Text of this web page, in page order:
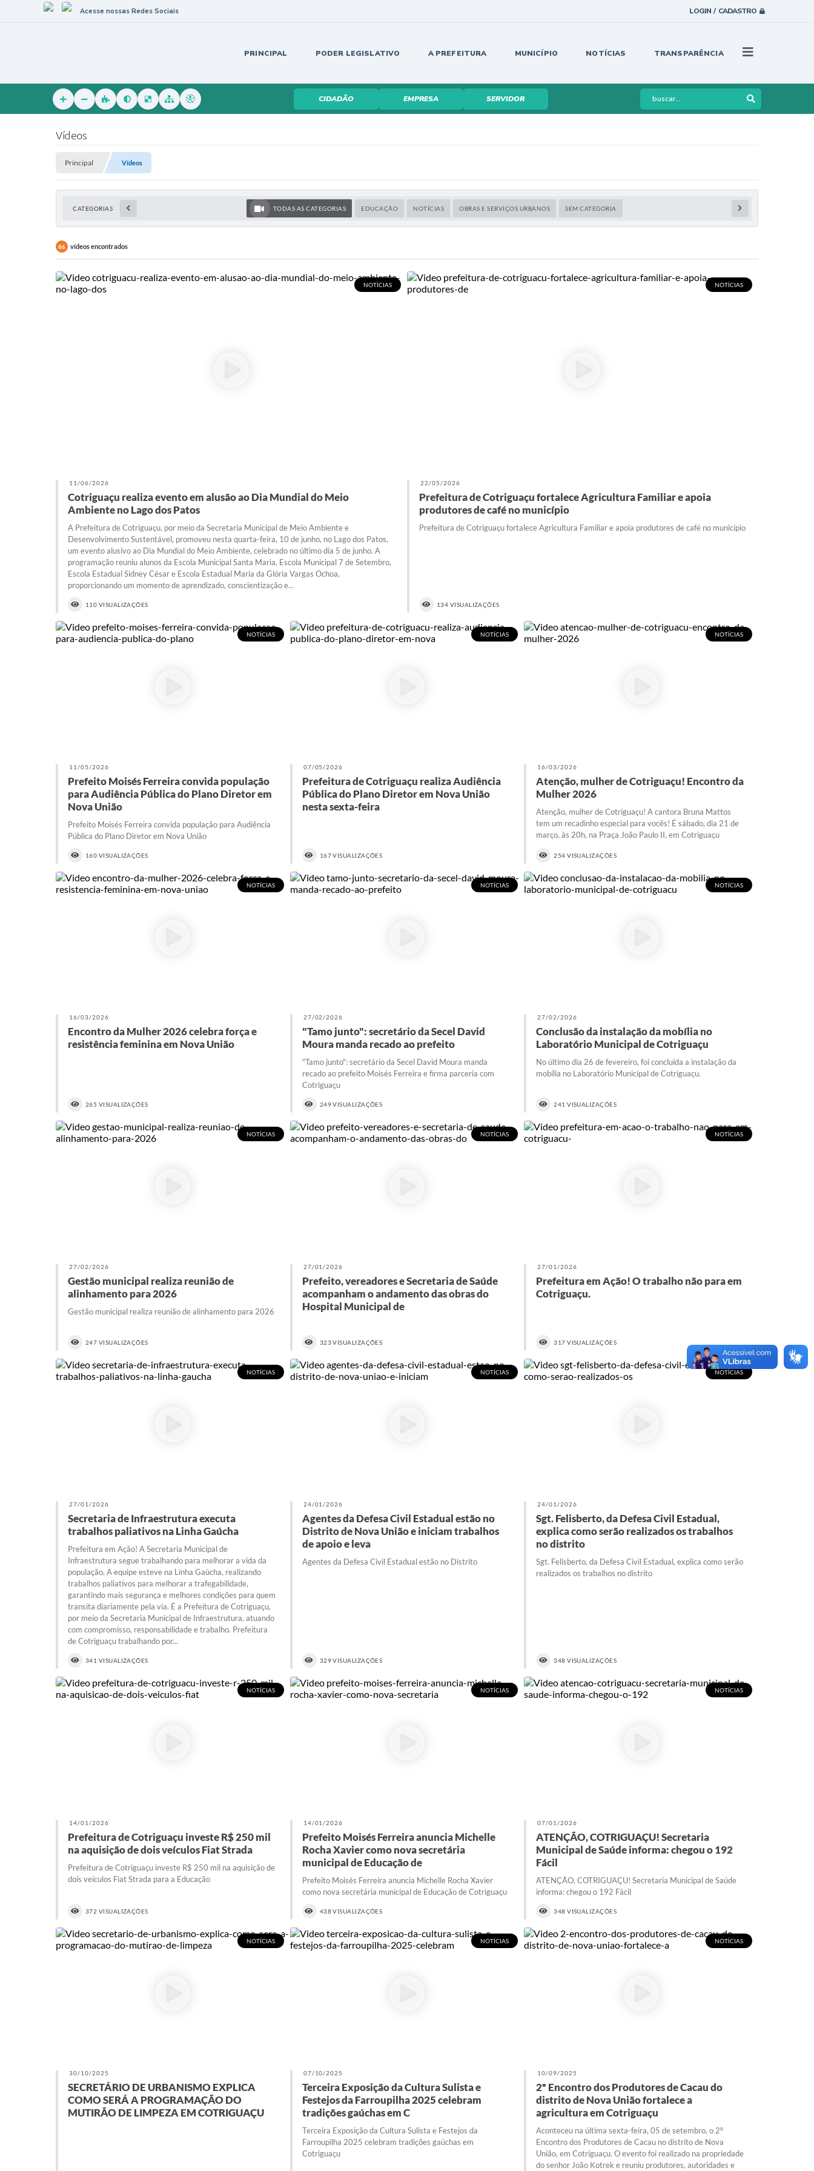
LOGIN / CADASTRO
Acesse nossas Redes Sociais
PRINCIPAL PODER LEGISLATIVO A PREFEITURA MUNICÍPIO NOTÍCIAS TRANSPARÊNCIA
CIDADÃO EMPRESA SERVIDOR
Vídeos
Principal Vídeos
CATEGORIAS TODAS AS CATEGORIAS EDUCAÇÃO NOTÍCIAS OBRAS E SERVIÇOS URBANOS SEM CATEGORIA
86 vídeos encontrados
NOTÍCIAS
11/06/2026
Cotriguaçu realiza evento em alusão ao Dia Mundial do Meio
Ambiente no Lago dos Patos
A Prefeitura de Cotriguaçu, por meio da Secretaria Municipal de Meio Ambiente e
Desenvolvimento Sustentável, promoveu nesta quarta-feira, 10 de junho, no Lago dos Patos,
um evento alusivo ao Dia Mundial do Meio Ambiente, celebrado no último dia 5 de junho. A
programação reuniu alunos da Escola Municipal Santa Maria, Escola Municipal 7 de Setembro,
Escola Estadual Sidney César e Escola Estadual Maria da Glória Vargas Ochoa,
proporcionando um momento de aprendizado, conscientização e...
110 VISUALIZAÇÕES
NOTÍCIAS
22/05/2026
Prefeitura de Cotriguaçu fortalece Agricultura Familiar e apoia
produtores de café no município
Prefeitura de Cotriguaçu fortalece Agricultura Familiar e apoia produtores de café no município
134 VISUALIZAÇÕES
NOTÍCIAS
11/05/2026
Prefeito Moisés Ferreira convida população
para Audiência Pública do Plano Diretor em
Nova União
Prefeito Moisés Ferreira convida população para Audiência
Pública do Plano Diretor em Nova União
160 VISUALIZAÇÕES
NOTÍCIAS
07/05/2026
Prefeitura de Cotriguaçu realiza Audiência
Pública do Plano Diretor em Nova União
nesta sexta-feira
167 VISUALIZAÇÕES
NOTÍCIAS
16/03/2026
Atenção, mulher de Cotriguaçu! Encontro da
Mulher 2026
Atenção, mulher de Cotriguaçu! A cantora Bruna Mattos
tem um recadinho especial para vocês! É sábado, dia 21 de
março, às 20h, na Praça João Paulo II, em Cotriguaçu
254 VISUALIZAÇÕES
NOTÍCIAS
16/03/2026
Encontro da Mulher 2026 celebra força e
resistência feminina em Nova União
265 VISUALIZAÇÕES
NOTÍCIAS
27/02/2026
"Tamo junto": secretário da Secel David
Moura manda recado ao prefeito
"Tamo junto": secretário da Secel David Moura manda
recado ao prefeito Moisés Ferreira e firma parceria com
Cotriguaçu
249 VISUALIZAÇÕES
NOTÍCIAS
27/02/2026
Conclusão da instalação da mobília no
Laboratório Municipal de Cotriguaçu
No último dia 26 de fevereiro, foi concluída a instalação da
mobília no Laboratório Municipal de Cotriguaçu.
241 VISUALIZAÇÕES
NOTÍCIAS
27/02/2026
Gestão municipal realiza reunião de
alinhamento para 2026
Gestão municipal realiza reunião de alinhamento para 2026
247 VISUALIZAÇÕES
NOTÍCIAS
27/01/2026
Prefeito, vereadores e Secretaria de Saúde
acompanham o andamento das obras do
Hospital Municipal de
323 VISUALIZAÇÕES
NOTÍCIAS
27/01/2026
Prefeitura em Ação! O trabalho não para em
Cotriguaçu.
317 VISUALIZAÇÕES
NOTÍCIAS
27/01/2026
Secretaria de Infraestrutura executa
trabalhos paliativos na Linha Gaúcha
Prefeitura em Ação! A Secretaria Municipal de
Infraestrutura segue trabalhando para melhorar a vida da
população. A equipe esteve na Linha Gaúcha, realizando
trabalhos paliativos para melhorar a trafegabilidade,
garantindo mais segurança e melhores condições para quem
transita diariamente pela via. É a Prefeitura de Cotriguaçu,
por meio da Secretaria Municipal de Infraestrutura, atuando
com compromisso, responsabilidade e trabalho. Prefeitura
de Cotriguaçu trabalhando por...
341 VISUALIZAÇÕES
NOTÍCIAS
24/01/2026
Agentes da Defesa Civil Estadual estão no
Distrito de Nova União e iniciam trabalhos
de apoio e leva
Agentes da Defesa Civil Estadual estão no Distrito
329 VISUALIZAÇÕES
NOTÍCIAS
24/01/2026
Sgt. Felisberto, da Defesa Civil Estadual,
explica como serão realizados os trabalhos
no distrito
Sgt. Felisberto, da Defesa Civil Estadual, explica como serão
realizados os trabalhos no distrito
348 VISUALIZAÇÕES
NOTÍCIAS
14/01/2026
Prefeitura de Cotriguaçu investe R$ 250 mil
na aquisição de dois veículos Fiat Strada
Prefeitura de Cotriguaçu investe R$ 250 mil na aquisição de
dois veículos Fiat Strada para a Educação
372 VISUALIZAÇÕES
NOTÍCIAS
14/01/2026
Prefeito Moisés Ferreira anuncia Michelle
Rocha Xavier como nova secretária
municipal de Educação de
Prefeito Moisés Ferreira anuncia Michelle Rocha Xavier
como nova secretária municipal de Educação de Cotriguaçu
438 VISUALIZAÇÕES
NOTÍCIAS
07/01/2026
ATENÇÃO, COTRIGUAÇU! Secretaria
Municipal de Saúde informa: chegou o 192
Fácil
ATENÇÃO, COTRIGUAÇU! Secretaria Municipal de Saúde
informa: chegou o 192 Fácil
348 VISUALIZAÇÕES
NOTÍCIAS
30/10/2025
SECRETÁRIO DE URBANISMO EXPLICA
COMO SERÁ A PROGRAMAÇÃO DO
MUTIRÃO DE LIMPEZA EM COTRIGUAÇU
NOTÍCIAS
07/10/2025
Terceira Exposição da Cultura Sulista e
Festejos da Farroupilha 2025 celebram
tradições gaúchas em C
Terceira Exposição da Cultura Sulista e Festejos da
Farroupilha 2025 celebram tradições gaúchas em
Cotriguaçu
NOTÍCIAS
10/09/2025
2º Encontro dos Produtores de Cacau do
distrito de Nova União fortalece a
agricultura em Cotriguaçu
Aconteceu na última sexta-feira, 05 de setembro, o 2º
Encontro dos Produtores de Cacau no distrito de Nova
União, em Cotriguaçu. O evento foi realizado na propriedade
do senhor João Kotrek e reuniu produtores, autoridades e